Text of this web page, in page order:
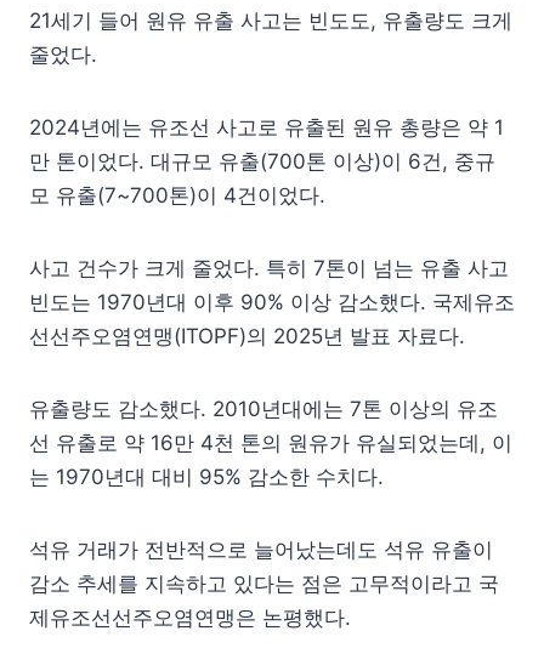
21세기 들어 원유 유출 사고는 빈도도, 유출량도 크게
줄었다.
2024년에는 유조선 사고로 유출된 원유 총량은 약 1
만 톤이었다. 대규모 유출(700톤 이상)이 6건, 중규
모 유출(7~700톤)이 4건이었다.
사고 건수가 크게 줄었다. 특히 7톤이 넘는 유출 사고
빈도는 1970년대 이후 90% 이상 감소했다. 국제유조
선선주오염연맹(ITOPF)의 2025년 발표 자료다.
유출량도 감소했다. 2010년대에는 7톤 이상의 유조
선 유출로 약 16만 4천 톤의 원유가 유실되었는데, 이
는 1970년대 대비 95% 감소한 수치다.
석유 거래가 전반적으로 늘어났는데도 석유 유출이
감소 추세를 지속하고 있다는 점은 고무적이라고 국
제유조선선주오염연맹은 논평했다.